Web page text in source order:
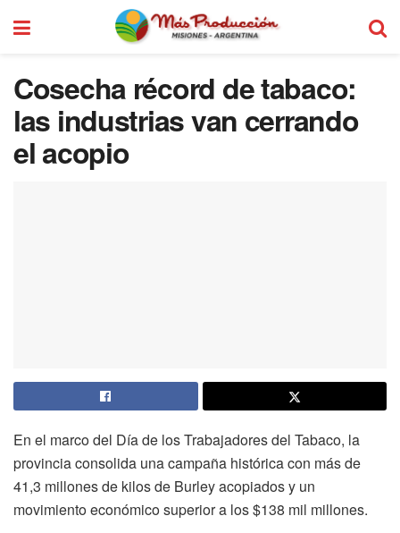
Cosecha récord de tabaco:
las industrias van cerrando
el acopio
En el marco del Día de los Trabajadores del Tabaco, la
provincia consolida una campaña histórica con más de
41,3 millones de kilos de Burley acopiados y un
movimiento económico superior a los $138 mil millones.